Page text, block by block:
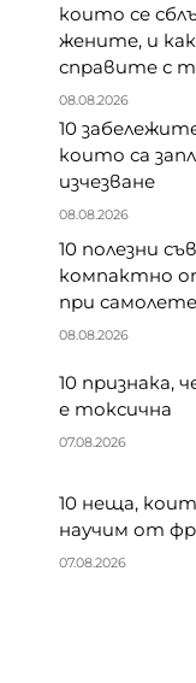
които се
жените, и
справите с
08.08.2026
10
които са
изчезване
08.08.2026
10 полезни
компактно
при
08.08.2026
10 признака,
е токсична
07.08.2026
10 неща,
научим от
07.08.2026